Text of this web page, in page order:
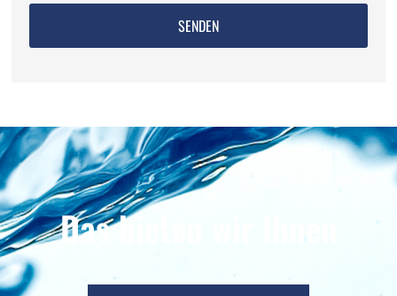
Das bieten wir Ihnen